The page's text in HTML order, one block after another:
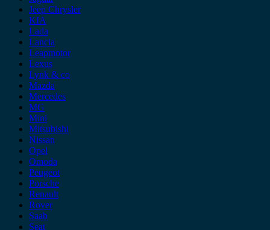
Jeep Chrysler
KIA
Lada
Lancia
Leapmotor
Lexus
Lynk & co
Mazda
Mercedes
MG
Mini
Mitsubishi
Nissan
Opel
Omoda
Peugeot
Porsche
Renault
Rover
Saab
Seat